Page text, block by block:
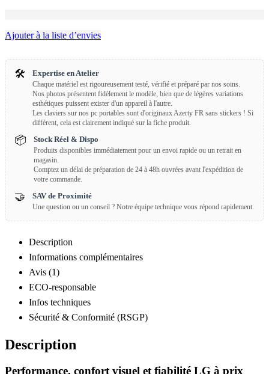
Ajouter à la liste d’envies
🛠️ Expertise en Atelier
Chaque matériel est rigoureusement testé, vérifié et préparé par nos soins.
Nos photos présentent fidèlement le modèle, bien que de légères variations
esthétiques puissent exister d'un appareil à l'autre.
Les claviers sur nos pc portables sont d'originaux Azerty FR sans stickers ! Si
différent, cela est clairement indiqué sur la fiche produit.
📦 Stock Réel & Dispo
Produits disponibles immédiatement pour un envoi rapide ou un retrait en
magasin.
Comptez un délai de préparation de 24 à 48h ouvrées avant l'expédition de
votre commande.
🤝 SAV de Proximité
Une question ou un conseil ? Notre équipe technique vous répond rapidement.
Description
Informations complémentaires
Avis (1)
ECO-responsable
Infos techniques
Sécurité & Conformité (RSGP)
Description
Performance, confort visuel et fiabilité LG à prix